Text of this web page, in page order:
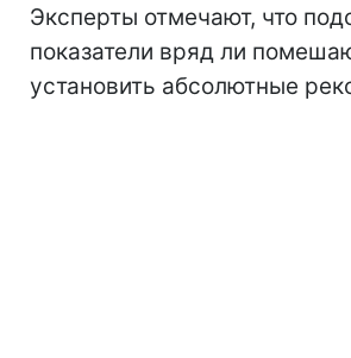
Эксперты отмечают, что
показатели вряд ли
установить абсолютные